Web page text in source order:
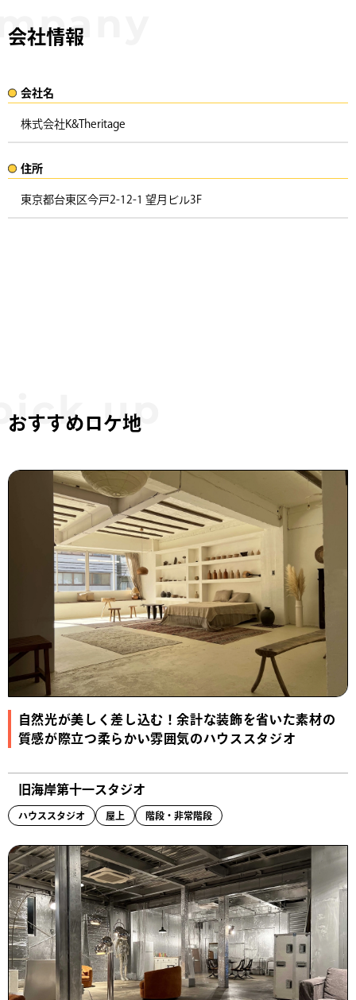
会社情報
会社名​
株式会社K&Theritage
住所​​
東京都台東区今戸2-12-1 望月ビル3F ​
おすすめロケ地
自然光が美しく差し込む！余計な装飾を省いた素材の
質感が際立つ柔らかい雰囲気のハウススタジオ
旧海岸第十一スタジオ
ハウススタジオ 屋上 階段・非常階段